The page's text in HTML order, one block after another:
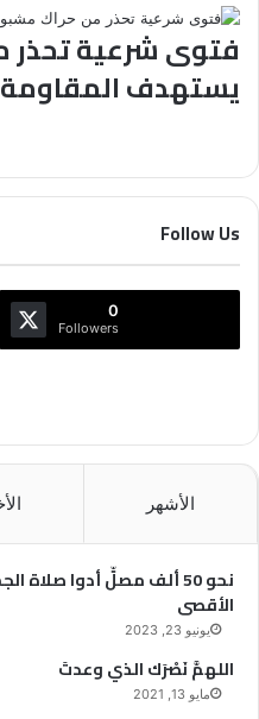
فتوى شرعية
يستهدف المقاومة
Follow Us
0
Followers
الأشهر
نحو 50 ألف مصلٍّ أدوا صلاة
الأقصى
يونيو 23, 2023
اللهمَّ نَصْرَك الذي وعدتَ
مايو 13, 2021